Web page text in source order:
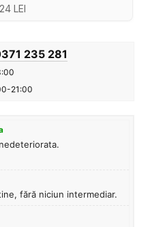
LEI
235 281
21:00
fără niciun intermediar.